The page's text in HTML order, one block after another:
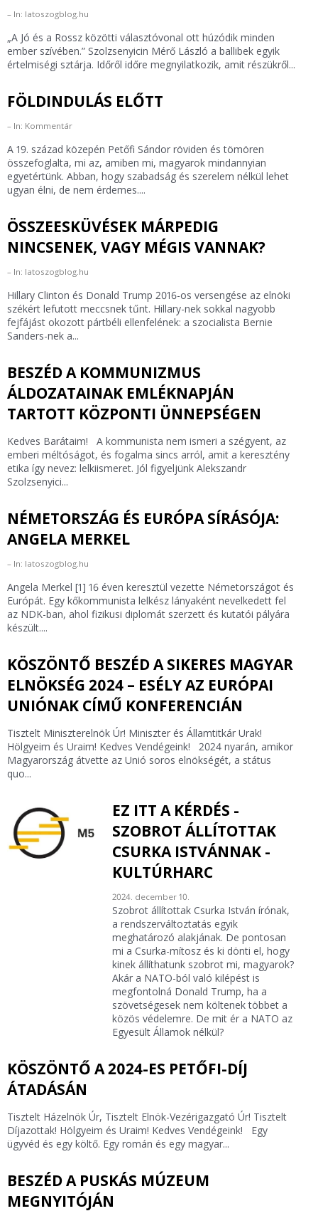
In: latoszogblog.hu
„A Jó és a Rossz közötti választóvonal ott húzódik minden
ember szívében.” Szolzsenyicin Mérő László a ballibek egyik
értelmiségi sztárja. Időről időre megnyilatkozik, amit részükről...
FÖLDINDULÁS ELŐTT
In: Kommentár
A 19. század közepén Petőfi Sándor röviden és tömören
összefoglalta, mi az, amiben mi, magyarok mindannyian
egyetértünk. Abban, hogy szabadság és szerelem nélkül lehet
ugyan élni, de nem érdemes....
ÖSSZEESKÜVÉSEK MÁRPEDIG
NINCSENEK, VAGY MÉGIS VANNAK?
In: latoszogblog.hu
Hillary Clinton és Donald Trump 2016-os versengése az elnöki
székért lefutott meccsnek tűnt. Hillary-nek sokkal nagyobb
fejfájást okozott pártbéli ellenfelének: a szocialista Bernie
Sanders-nek a...
BESZÉD A KOMMUNIZMUS
ÁLDOZATAINAK EMLÉKNAPJÁN
TARTOTT KÖZPONTI ÜNNEPSÉGEN
Kedves Barátaim! A kommunista nem ismeri a szégyent, az
emberi méltóságot, és fogalma sincs arról, amit a keresztény
etika így nevez: lelkiismeret. Jól figyeljünk Alekszandr
Szolzsenyici...
NÉMETORSZÁG ÉS EURÓPA SÍRÁSÓJA:
ANGELA MERKEL
In: latoszogblog.hu
Angela Merkel [1] 16 éven keresztül vezette Németországot és
Európát. Egy kőkommunista lelkész lányaként nevelkedett fel
az NDK-ban, ahol fizikusi diplomát szerzett és kutatói pályára
készült....
KÖSZÖNTŐ BESZÉD A SIKERES MAGYAR
ELNÖKSÉG 2024 – ESÉLY AZ EURÓPAI
UNIÓNAK CÍMŰ KONFERENCIÁN
Tisztelt Miniszterelnök Úr! Miniszter és Államtitkár Urak!
Hölgyeim és Uraim! Kedves Vendégeink! 2024 nyarán, amikor
Magyarország átvette az Unió soros elnökségét, a státus
quo...
EZ ITT A KÉRDÉS -
SZOBROT ÁLLÍTOTTAK
CSURKA ISTVÁNNAK -
KULTÚRHARC
2024. december 10.
Szobrot állítottak Csurka István írónak,
a rendszerváltoztatás egyik
meghatározó alakjának. De pontosan
mi a Csurka-mítosz és ki dönti el, hogy
kinek állíthatunk szobrot mi, magyarok?
Akár a NATO-ból való kilépést is
megfontolná Donald Trump, ha a
szövetségesek nem költenek többet a
közös védelemre. De mit ér a NATO az
Egyesült Államok nélkül?
KÖSZÖNTŐ A 2024-ES PETŐFI-DÍJ
ÁTADÁSÁN
Tisztelt Házelnök Úr, Tisztelt Elnök-Vezérigazgató Úr! Tisztelt
Díjazottak! Hölgyeim és Uraim! Kedves Vendégeink! Egy
ügyvéd és egy költő. Egy román és egy magyar...
BESZÉD A PUSKÁS MÚZEUM
MEGNYITÓJÁN